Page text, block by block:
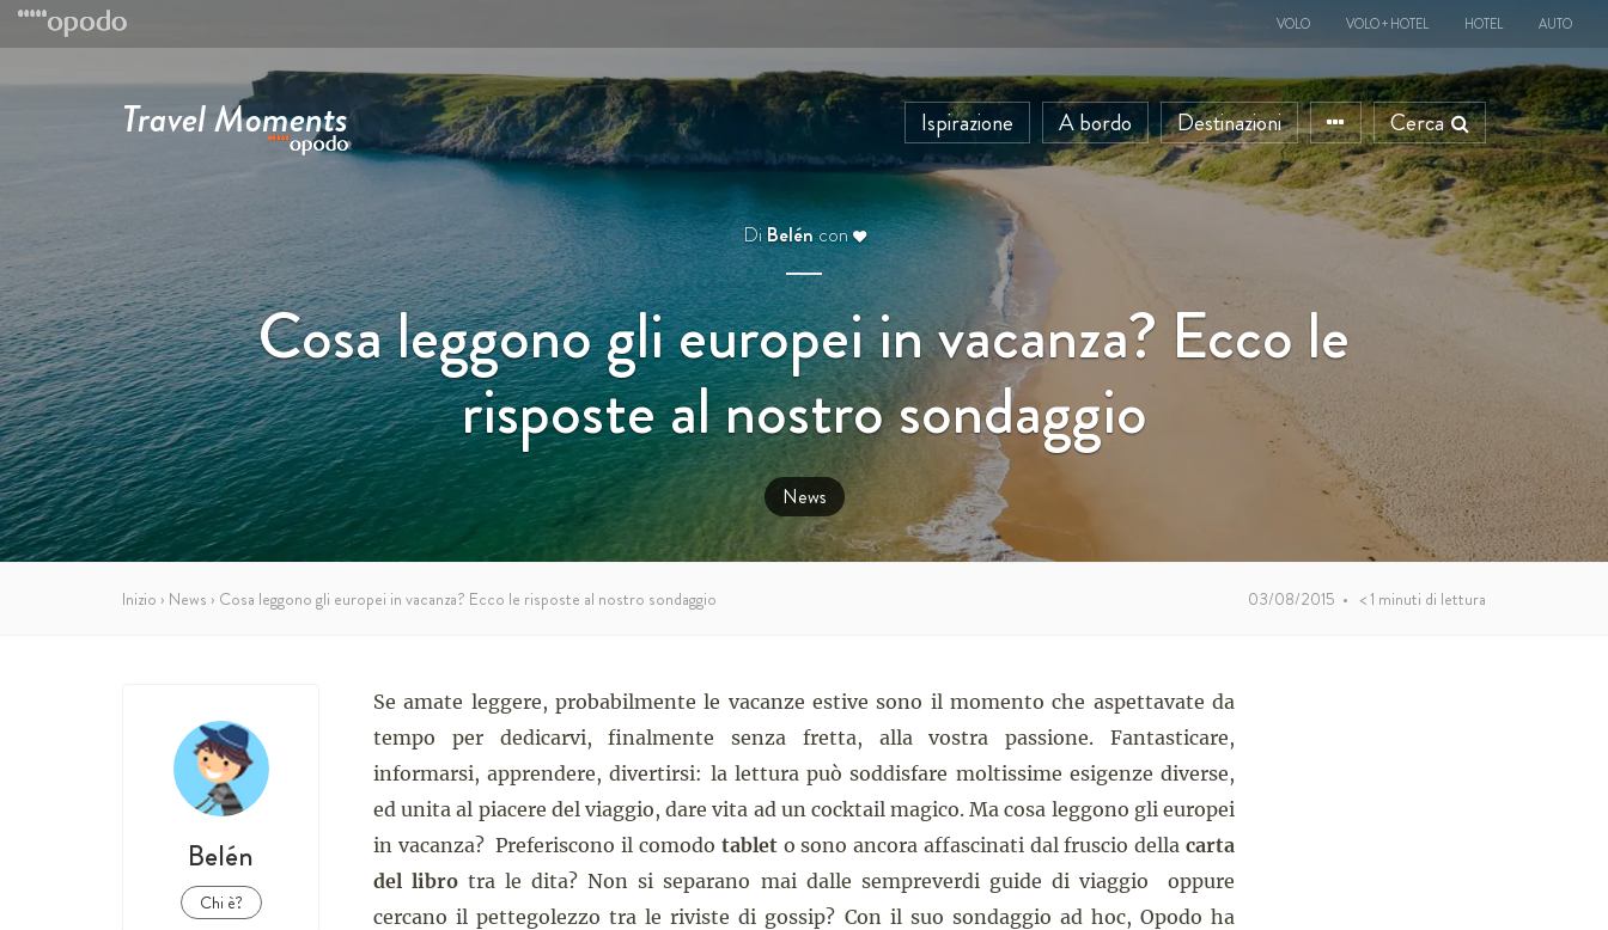
Travel Moments Ispirazione A bordo Destinazioni Cerca
VOLO VOLO + HOTEL HOTEL AUTO
Di Beléncon
Cosa leggono gli europei in vacanza? Ecco le
risposte al nostro sondaggio
News
Inizio › News › Cosa leggono gli europei in vacanza? Ecco le risposte al nostro sondaggio 03/08/2015 • < 1 minuti di lettura
Belén
Chi è?
Se amate leggere, probabilmente le vacanze estive sono il momento che aspettavate da
tempo per dedicarvi, finalmente senza fretta, alla vostra passione. Fantasticare,
informarsi, apprendere, divertirsi: la lettura può soddisfare moltissime esigenze diverse,
ed unita al piacere del viaggio, dare vita ad un cocktail magico. Ma cosa leggono gli europei
in vacanza? Preferiscono il comodo tablet o sono ancora affascinati dal fruscio dellacarta
del libro tra le dita? Non si separano mai dalle sempreverdi guide di viaggio oppure
cercano il pettegolezzo tra le riviste di gossip? Con il suo sondaggio ad hoc, Opodo ha